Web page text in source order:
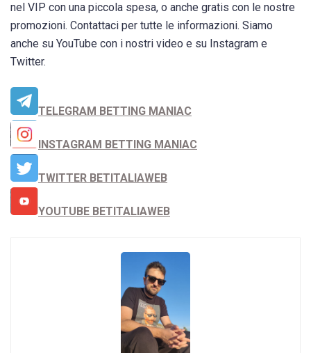
nel VIP con una piccola spesa, o anche gratis con le nostre
promozioni. Contattaci per tutte le informazioni. Siamo
anche su YouTube con i nostri video e su Instagram e
Twitter.
TELEGRAM BETTING MANIAC
INSTAGRAM BETTING MANIAC
TWITTER BETITALIAWEB
YOUTUBE BETITALIAWEB